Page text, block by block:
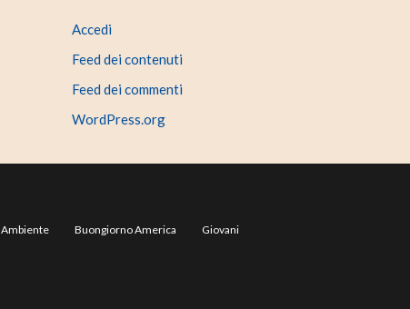
Accedi
Feed dei contenuti
Feed dei commenti
WordPress.org
Ambiente Buongiorno America Giovani